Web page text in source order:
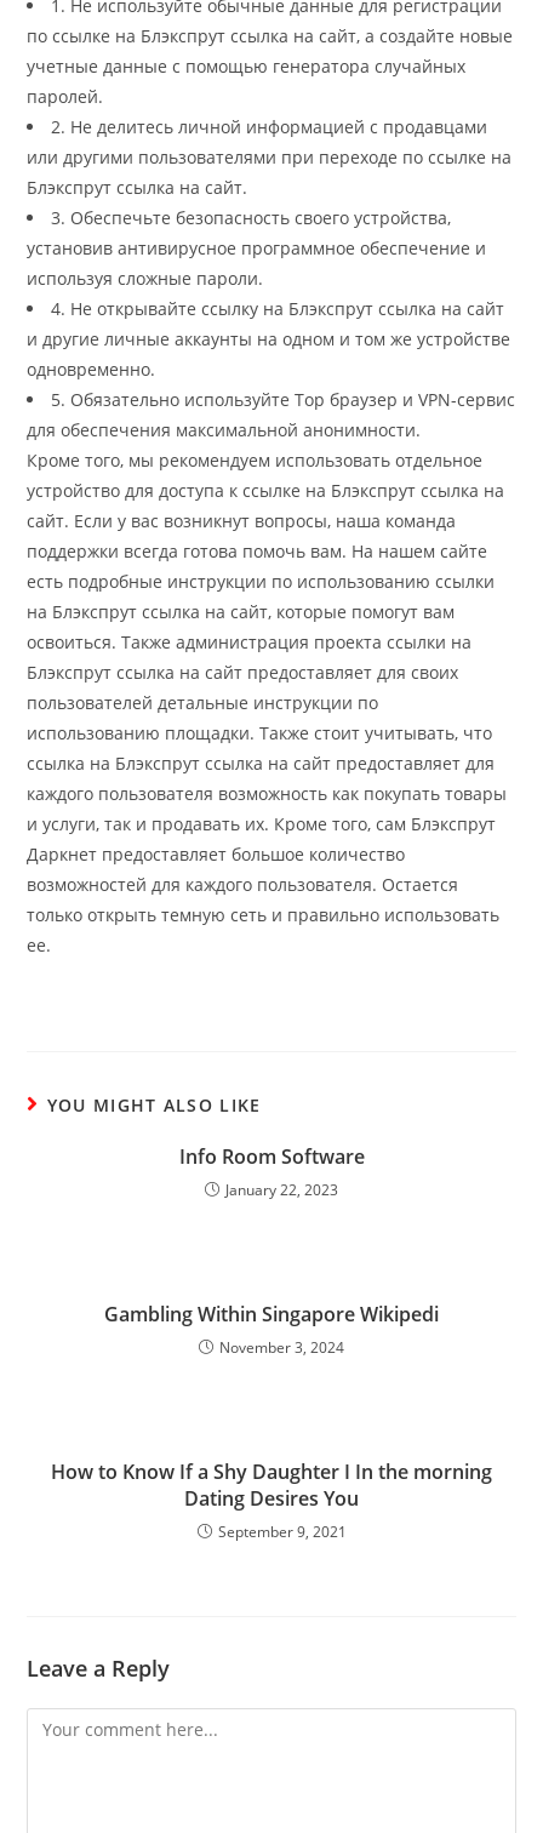
1. Не используйте обычные данные для регистрации
по ссылке на Блэкспрут ссылка на сайт, а создайте новые
учетные данные с помощью генератора случайных
паролей.
2. Не делитесь личной информацией с продавцами
или другими пользователями при переходе по ссылке на
Блэкспрут ссылка на сайт.
3. Обеспечьте безопасность своего устройства,
установив антивирусное программное обеспечение и
используя сложные пароли.
4. Не открывайте ссылку на Блэкспрут ссылка на сайт
и другие личные аккаунты на одном и том же устройстве
одновременно.
5. Обязательно используйте Тор браузер и VPN-сервис
для обеспечения максимальной анонимности.
Кроме того, мы рекомендуем использовать отдельное
устройство для доступа к ссылке на Блэкспрут ссылка на
сайт. Если у вас возникнут вопросы, наша команда
поддержки всегда готова помочь вам. На нашем сайте
есть подробные инструкции по использованию ссылки
на Блэкспрут ссылка на сайт, которые помогут вам
освоиться. Также администрация проекта ссылки на
Блэкспрут ссылка на сайт предоставляет для своих
пользователей детальные инструкции по
использованию площадки. Также стоит учитывать, что
ссылка на Блэкспрут ссылка на сайт предоставляет для
каждого пользователя возможность как покупать товары
и услуги, так и продавать их. Кроме того, сам Блэкспрут
Даркнет предоставляет большое количество
возможностей для каждого пользователя. Остается
только открыть темную сеть и правильно использовать
ее.
YOU MIGHT ALSO LIKE
Info Room Software
January 22, 2023
Gambling Within Singapore Wikipedi
November 3, 2024
How to Know If a Shy Daughter I In the morning
Dating Desires You
September 9, 2021
Leave a Reply